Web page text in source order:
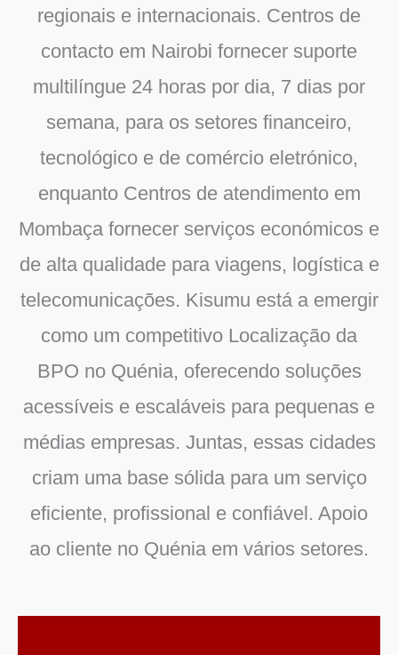
regionais e internacionais. Centros de
contacto em Nairobi fornecer suporte
multilíngue 24 horas por dia, 7 dias por
semana, para os setores financeiro,
tecnológico e de comércio eletrónico,
enquanto Centros de atendimento em
Mombaça fornecer serviços económicos e
de alta qualidade para viagens, logística e
telecomunicações. Kisumu está a emergir
como um competitivo Localização da
BPO no Quénia, oferecendo soluções
acessíveis e escaláveis para pequenas e
médias empresas. Juntas, essas cidades
criam uma base sólida para um serviço
eficiente, profissional e confiável. Apoio
ao cliente no Quénia em vários setores.